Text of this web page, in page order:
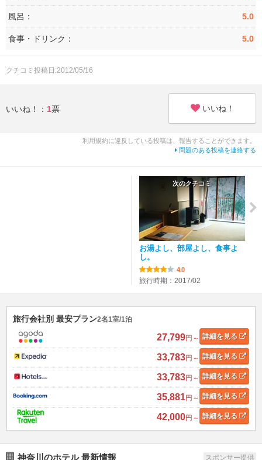
風呂： 5.0
食事・ドリンク： 5.0
クチコミ投稿日:2012/05/16
いいね！： 1票 いいね！
利用規約に違反している投稿は、報告することができます。
問題のある投稿を連絡する
次のクチコミ
お湯よし、部屋よし、食事よ
し。
4.0
旅行時期：2017/02
旅行会社別 最安プラン2名1室/1泊
27,799円～ 詳細を見る
33,783円～ 詳細を見る
33,783円～ 詳細を見る
35,881円～ 詳細を見る
42,000円～ 詳細を見る
神奈川のホテル 最新情報 スポンサー提供